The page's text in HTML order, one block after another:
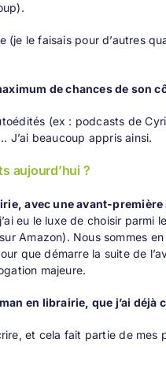
le faisais pour d’autres
de chances de son
(ex : podcasts de
J’ai beaucoup appris ainsi.
aujourd’hui ?
avec une avant-
eu le luxe de choisir parmi
Amazon). Nous sommes
que démarre la suite de
majeure.
en librairie, que j’ai déjà
et cela fait partie de mes